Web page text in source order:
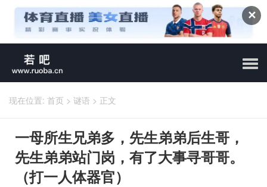
✕
现在位置: 首页 > 谜语 > 正文
一母所生兄弟多，先生弟弟后生哥，
先生弟弟站门岗，有了大事寻哥哥。
（打一人体器官）